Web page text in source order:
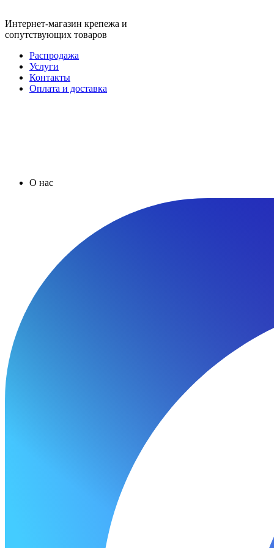
Интернет-магазин крепежа и
сопутствующих товаров
Распродажа
Услуги
Контакты
Оплата и доставка
О нас